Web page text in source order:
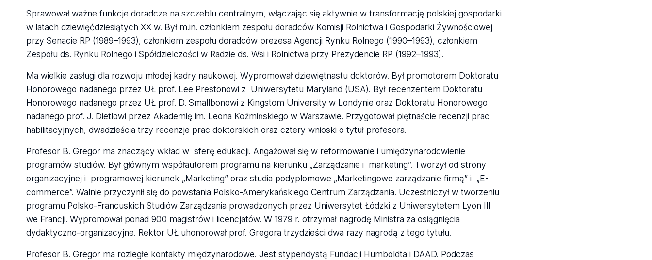
Sprawował ważne funkcje doradcze na szczeblu centralnym, włączając się aktywnie w transformację polskiej gospodarki
w latach dziewięćdziesiątych XX w. Był m.in. członkiem zespołu doradców Komisji Rolnictwa i Gospodarki Żywnościowej
przy Senacie RP (1989–1993), członkiem zespołu doradców prezesa Agencji Rynku Rolnego (1990–1993), członkiem
Zespołu ds. Rynku Rolnego i Spółdzielczości w Radzie ds. Wsi i Rolnictwa przy Prezydencie RP (1992–1993).
Ma wielkie zasługi dla rozwoju młodej kadry naukowej. Wypromował dziewiętnastu doktorów. Był promotorem Doktoratu
Honorowego nadanego przez UŁ prof. Lee Prestonowi z Uniwersytetu Maryland (USA). Był recenzentem Doktoratu
Honorowego nadanego przez UŁ prof. D. Smallbonowi z Kingstom University w Londynie oraz Doktoratu Honorowego
nadanego prof. J. Dietlowi przez Akademię im. Leona Koźmińskiego w Warszawie. Przygotował piętnaście recenzji prac
habilitacyjnych, dwadzieścia trzy recenzje prac doktorskich oraz cztery wnioski o tytuł profesora.
Profesor B. Gregor ma znaczący wkład w sferę edukacji. Angażował się w reformowanie i umiędzynarodowienie
programów studiów. Był głównym współautorem programu na kierunku „Zarządzanie i marketing”. Tworzył od strony
organizacyjnej i programowej kierunek „Marketing” oraz studia podyplomowe „Marketingowe zarządzanie firmą” i „E-
commerce”. Walnie przyczynił się do powstania Polsko-Amerykańskiego Centrum Zarządzania. Uczestniczył w tworzeniu
programu Polsko-Francuskich Studiów Zarządzania prowadzonych przez Uniwersytet Łódzki z Uniwersytetem Lyon III
we Francji. Wypromował ponad 900 magistrów i licencjatów. W 1979 r. otrzymał nagrodę Ministra za osiągnięcia
dydaktyczno-organizacyjne. Rektor UŁ uhonorował prof. Gregora trzydzieści dwa razy nagrodą z tego tytułu.
Profesor B. Gregor ma rozległe kontakty międzynarodowe. Jest stypendystą Fundacji Humboldta i DAAD. Podczas